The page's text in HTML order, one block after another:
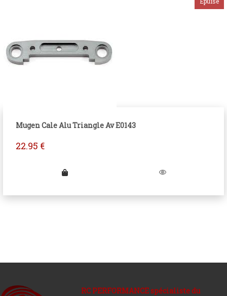
Mugen Cale Alu Triangle Av E0143
22.95 €
RC PERFORMANCE spécialiste du